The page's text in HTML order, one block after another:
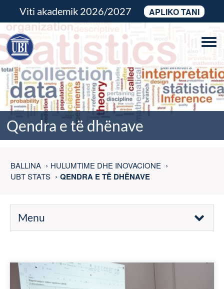
Viti akademik 2026/2027 APLIKO TANI
Qendra e të dhënave
BALLINA
HULUMTIME DHE INOVACIONE
UBT STATS
QENDRA E TË DHËNAVE
Menu